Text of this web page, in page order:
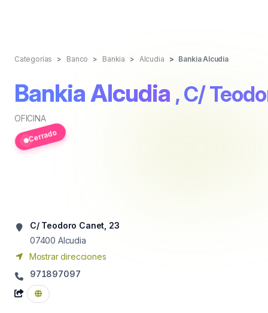
Categorías Banco Bankia Alcudia Bankia Alcudia
Bankia Alcudia , C/
OFICINA
Cerrado
C/ Teodoro Canet, 23
07400 Alcudia
Mostrar direcciones
971897097